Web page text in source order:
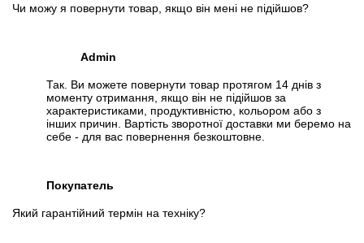
Чи можу я повернути товар, якщо він мені не підійшов?
Admin
Так. Ви можете повернути товар протягом 14 днів з
моменту отримання, якщо він не підійшов за
характеристиками, продуктивністю, кольором або з
інших причин. Вартість зворотної доставки ми беремо на
себе - для вас повернення безкоштовне.
Покупатель
Який гарантійний термін на техніку?